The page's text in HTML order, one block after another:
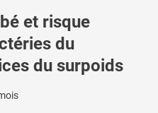
et risque
du
du surpoids